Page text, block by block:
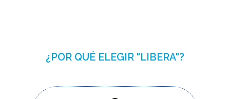
¿POR QUÉ ELEGIR "LIBERA"?